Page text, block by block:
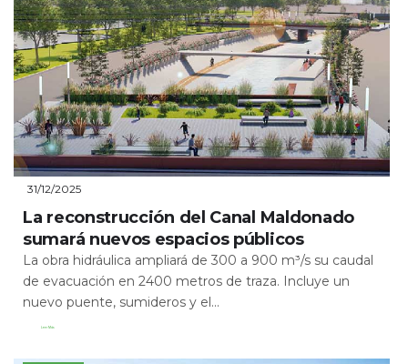
31/12/2025
La reconstrucción del Canal Maldonado
sumará nuevos espacios públicos
La obra hidráulica ampliará de 300 a 900 m³/s su caudal
de evacuación en 2400 metros de traza. Incluye un
nuevo puente, sumideros y el...
Leer Más